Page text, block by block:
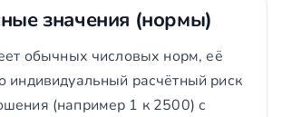
значения (нормы)
обычных числовых норм, её
индивидуальный расчётный риск
(например 1 к 2500) с